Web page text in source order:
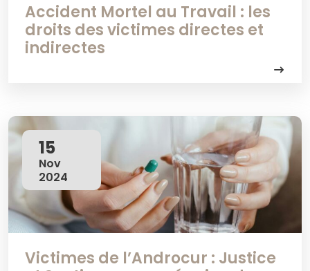
Accident Mortel au Travail : les
droits des victimes directes et
indirectes
Victimes de l’Androcur : Justice
15
Nov
2024